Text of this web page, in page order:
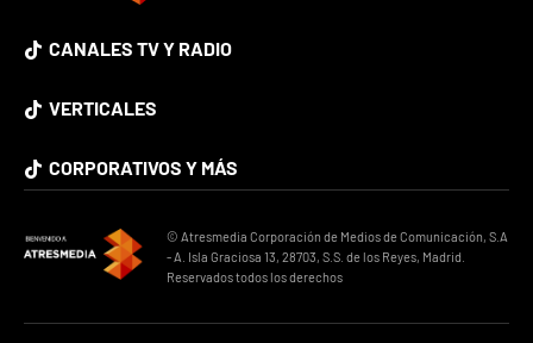
CANALES TV Y RADIO
VERTICALES
CORPORATIVOS Y MÁS
© Atresmedia Corporación de Medios de Comunicación, S.A
- A. Isla Graciosa 13, 28703, S.S. de los Reyes, Madrid.
Reservados todos los derechos